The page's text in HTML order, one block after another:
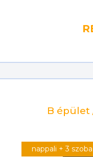
B épület
nappali + 3 szoba